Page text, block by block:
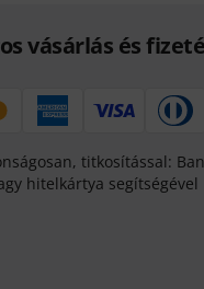
vásárlás és
titkosítással:
hitelkártya segítségével